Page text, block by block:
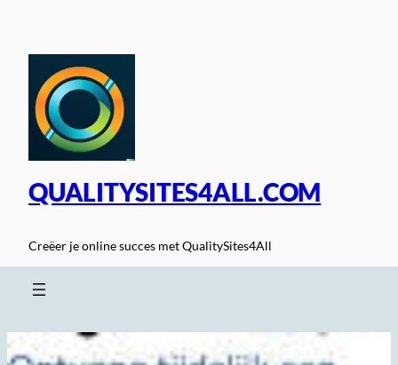
inhoud
QUALITYSITES4ALL.COM
Creëer je online succes met QualitySites4All